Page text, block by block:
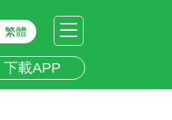
繁體
下載APP